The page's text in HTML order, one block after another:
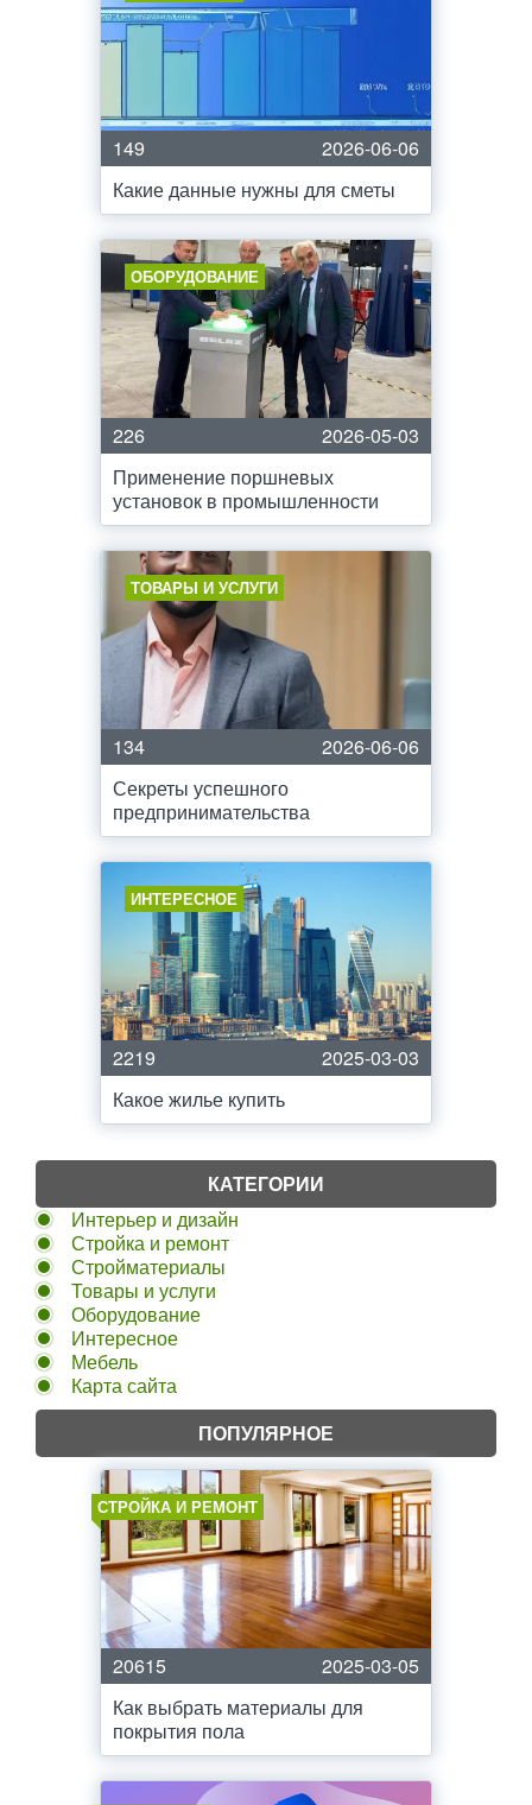
149
2026-06-06
Какие данные нужны для сметы
ОБОРУДОВАНИЕ
226
2026-05-03
Применение поршневых
установок в промышленности
ТОВАРЫ И УСЛУГИ
134
2026-06-06
Секреты успешного
предпринимательства
ИНТЕРЕСНОЕ
2219
2025-03-03
Какое жилье купить
КАТЕГОРИИ
Интерьер и дизайн
Стройка и ремонт
Стройматериалы
Товары и услуги
Оборудование
Интересное
Мебель
Карта сайта
ПОПУЛЯРНОЕ
СТРОЙКА И РЕМОНТ
20615
2025-03-05
Как выбрать материалы для
покрытия пола